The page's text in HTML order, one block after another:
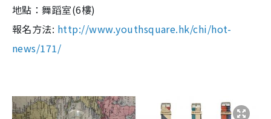
地點：舞蹈室(6樓)
報名方法: http://www.youthsquare.hk/chi/hot-
news/171/